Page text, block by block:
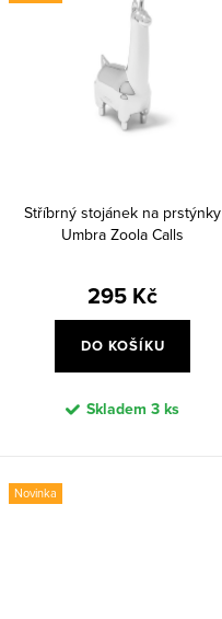
Stříbrný stojánek na prstýnky
Umbra Zoola Calls
295 Kč
DO KOŠÍKU
Skladem 3 ks
Novinka